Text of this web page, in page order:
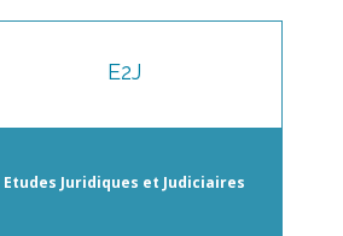
E2J
Etudes Juridiques et Judiciaires